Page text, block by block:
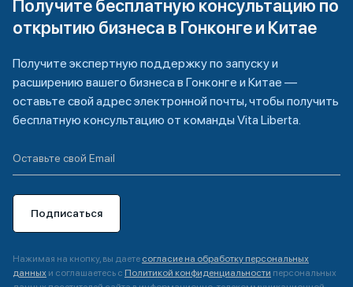
Получите бесплатную консультацию по
открытию бизнеса в Гонконге и Китае
Получите экспертную поддержку по запуску и
расширению вашего бизнеса в Гонконге и Китае —
оставьте свой адрес электронной почты, чтобы получить
бесплатную консультацию от команды Vita Liberta.
Подписаться
Нажимая на кнопку, вы даете согласие на обработку персональных
данных и соглашаетесь с Политикой конфиденциальности персональных